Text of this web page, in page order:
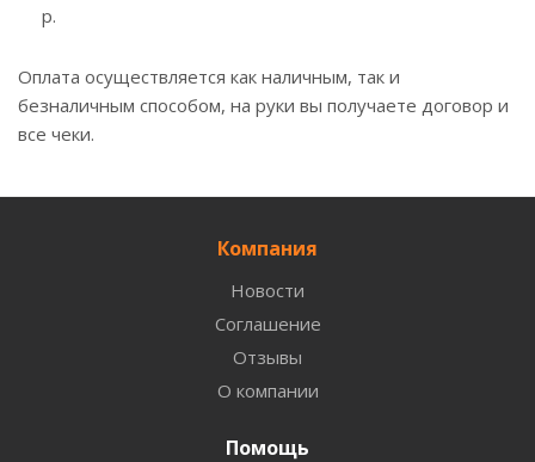
р.
Оплата осуществляется как наличным, так и
безналичным способом, на руки вы получаете договор и
все чеки.
Компания
Новости
Соглашение
Отзывы
О компании
Помощь